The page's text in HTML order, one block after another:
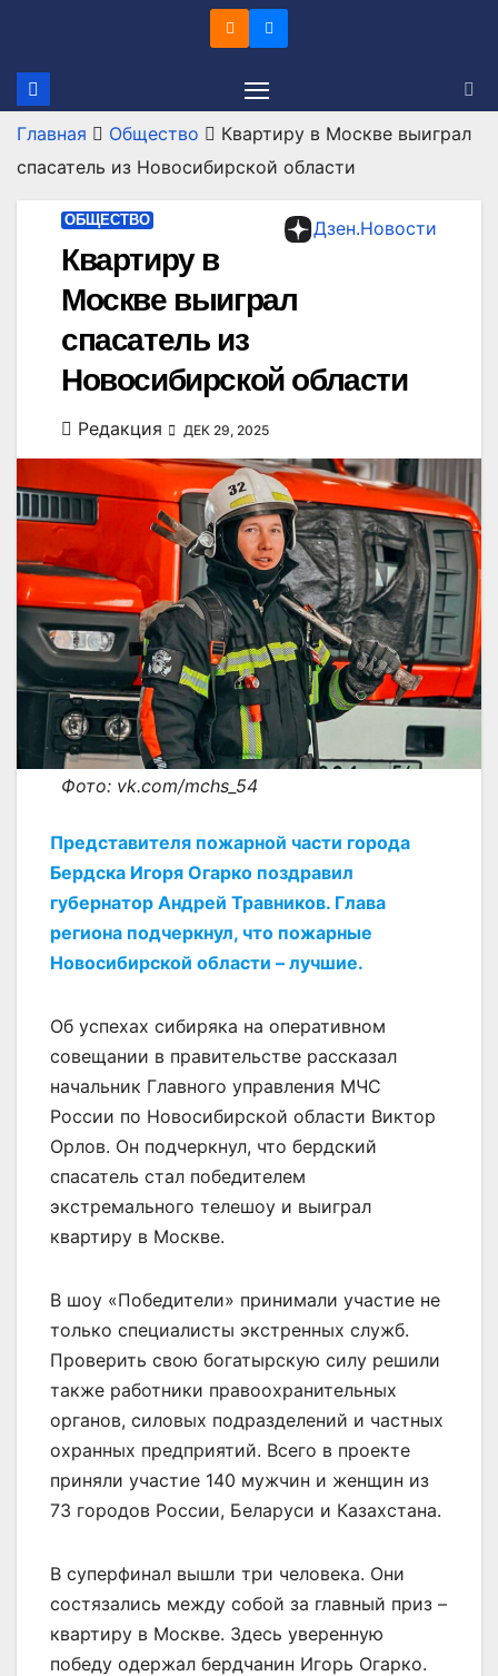
содержимому
Главная Общество
Квартиру в Москве выиграл
спасатель из Новосибирской области
Дзен.Новости
ОБЩЕСТВО
Квартиру в
Москве выиграл
спасатель из
Новосибирской области
Редакция ДЕК 29, 2025
Фото: vk.com/mchs_54
Представителя пожарной части города
Бердска Игоря Огарко поздравил
губернатор Андрей Травников. Глава
региона подчеркнул, что пожарные
Новосибирской области – лучшие.
Об успехах сибиряка на оперативном
совещании в правительстве рассказал
начальник Главного управления МЧС
России по Новосибирской области Виктор
Орлов. Он подчеркнул, что бердский
спасатель стал победителем
экстремального телешоу и выиграл
квартиру в Москве.
В шоу «Победители» принимали участие не
только специалисты экстренных служб.
Проверить свою богатырскую силу решили
также работники правоохранительных
органов, силовых подразделений и частных
охранных предприятий. Всего в проекте
приняли участие 140 мужчин и женщин из
73 городов России, Беларуси и Казахстана.
В суперфинал вышли три человека. Они
состязались между собой за главный приз –
квартиру в Москве. Здесь уверенную
победу одержал бердчанин Игорь Огарко.